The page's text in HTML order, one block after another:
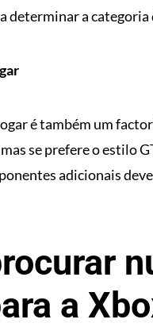
determinar a
é também um
se prefere o estilo
adicionais
a